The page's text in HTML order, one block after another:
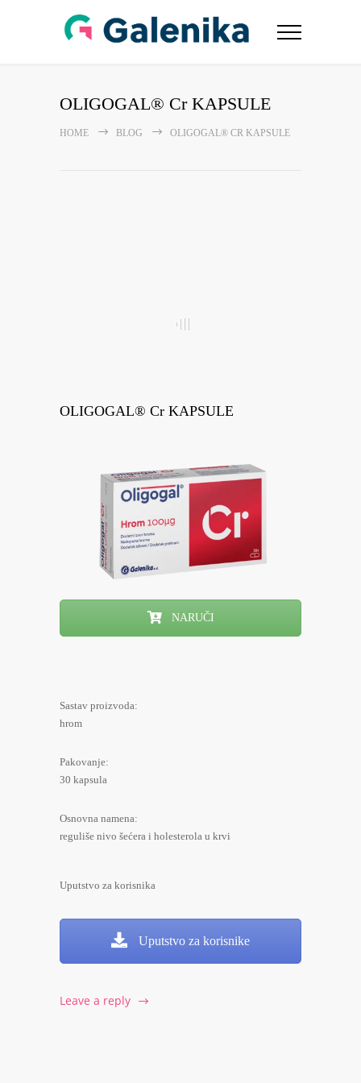
OLIGOGAL® Cr KAPSULE
HOME BLOG OLIGOGAL® CR KAPSULE
OLIGOGAL® Cr KAPSULE
NARUČI
Sastav proizvoda:
hrom
Pakovanje:
30 kapsula
Osnovna namena:
reguliše nivo šećera i holesterola u krvi
Uputstvo za korisnika
Uputstvo za korisnike
Leave a reply